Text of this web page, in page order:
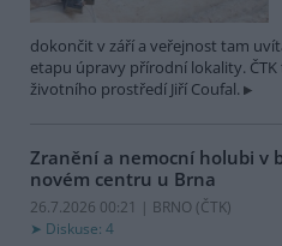
dokončit v září a veřejnost tam
etapu úpravy přírodní lokality.
životního prostředí Jiří Coufal.
Zranění a nemocní holubi v
novém centru u Brna
26.7.2026 00:21 | BRNO (ČTK)
Diskuse: 4